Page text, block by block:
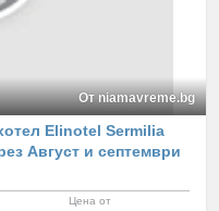
От niamavreme.bg
Elinotel Sermilia
Август и септември
Цена от